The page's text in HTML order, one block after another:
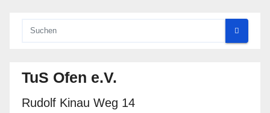
TuS Ofen e.V.
Rudolf Kinau Weg 14